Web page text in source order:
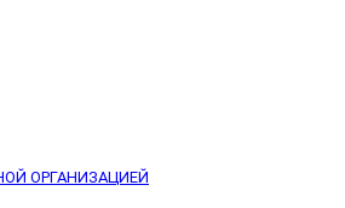
ОРГАНИЗАЦИЕЙ